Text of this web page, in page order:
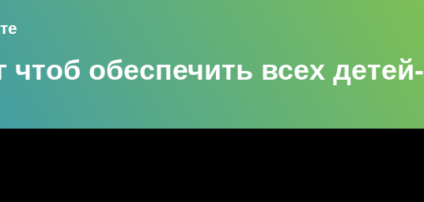
обеспечить всех детей-